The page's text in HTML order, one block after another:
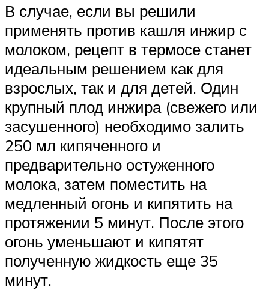
В случае, если вы решили
применять против кашля инжир с
молоком, рецепт в термосе станет
идеальным решением как для
взрослых, так и для детей. Один
крупный плод инжира (свежего или
засушенного) необходимо залить
250 мл кипяченного и
предварительно остуженного
молока, затем поместить на
медленный огонь и кипятить на
протяжении 5 минут. После этого
огонь уменьшают и кипятят
полученную жидкость еще 35
минут.